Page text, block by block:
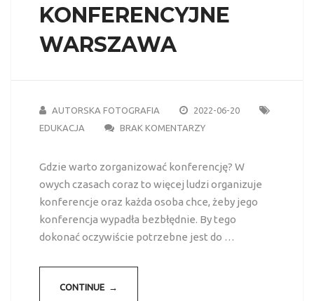
KONFERENCYJNE
WARSZAWA
AUTORSKA FOTOGRAFIA
2022-06-20
EDUKACJA
BRAK KOMENTARZY
Gdzie warto zorganizować konferencję? W
owych czasach coraz to więcej ludzi organizuje
konferencje oraz każda osoba chce, żeby jego
konferencja wypadła bezbłędnie. By tego
dokonać oczywiście potrzebne jest do …
CONTINUE →